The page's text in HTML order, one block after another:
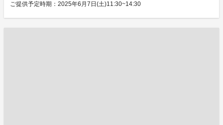
ご提供予定時期：2025年6月7日(土)11:30~14:30